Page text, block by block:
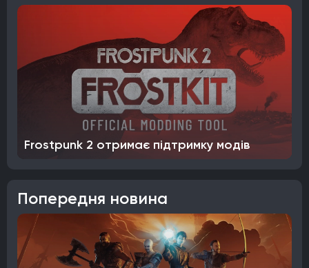
Frostpunk 2 отримає підтримку модів
Попередня новина